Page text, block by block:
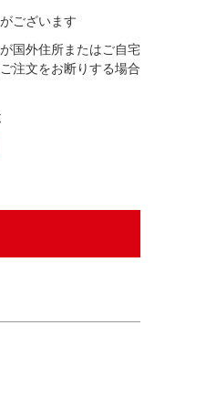
ございます
国外住所またはご自宅
注文をお断りする場合